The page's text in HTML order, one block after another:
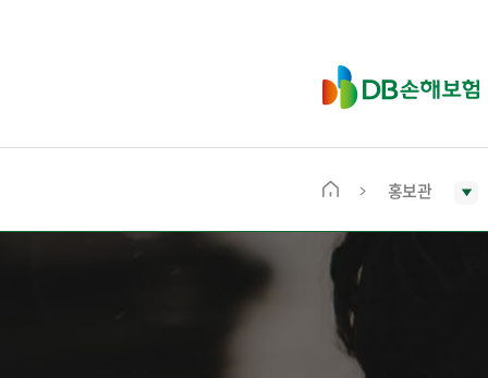
D
B
보
메
화
면
로
이
홍보관